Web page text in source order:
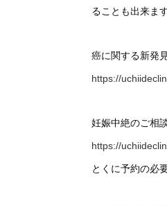
ることも出来ま
癌に関する新発
https://
妊娠中絶のご相
https://
とくに予約の必